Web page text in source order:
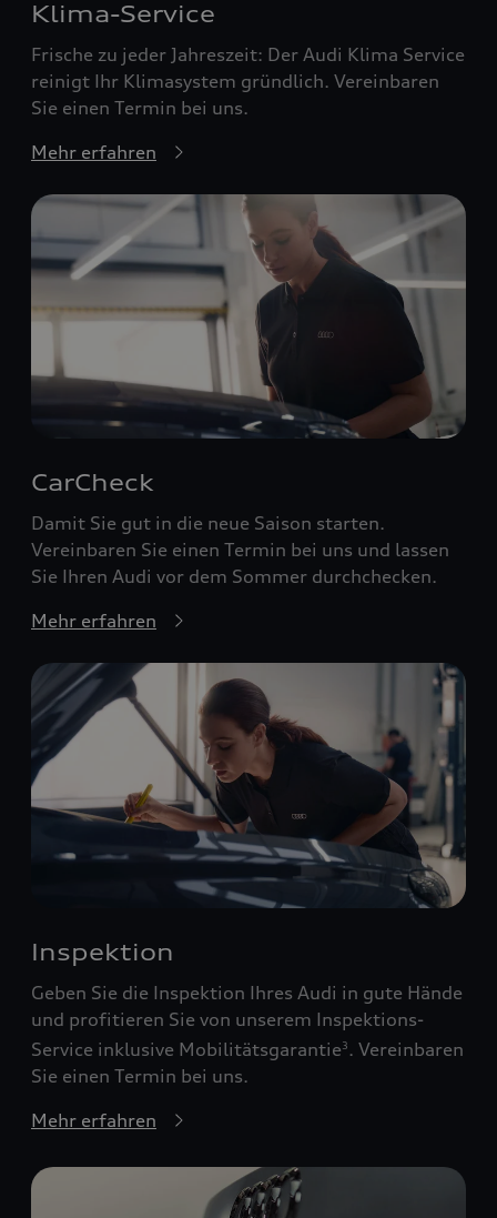
Klima-Service
Frische zu jeder Jahreszeit: Der Audi Klima Service
reinigt Ihr Klimasystem gründlich. Vereinbaren
Sie einen Termin bei uns.
Mehr erfahren
CarCheck
Damit Sie gut in die neue Saison starten.
Vereinbaren Sie einen Termin bei uns und lassen
Sie Ihren Audi vor dem Sommer durchchecken.
Mehr erfahren
Inspektion
Geben Sie die Inspektion Ihres Audi in gute Hände
und profitieren Sie von unserem Inspektions-
Service inklusive Mobilitätsgarantie3 . Vereinbaren
Sie einen Termin bei uns.
Mehr erfahren